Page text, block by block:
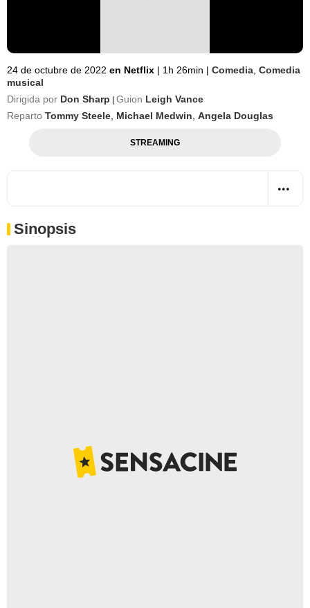
24 de octubre de 2022 en Netflix | 1h 26min | Comedia Comedia
musical
Dirigida por Don Sharp Guion Leigh Vance
Reparto Tommy Steele Michael Medwin Angela Douglas
STREAMING
Sinopsis